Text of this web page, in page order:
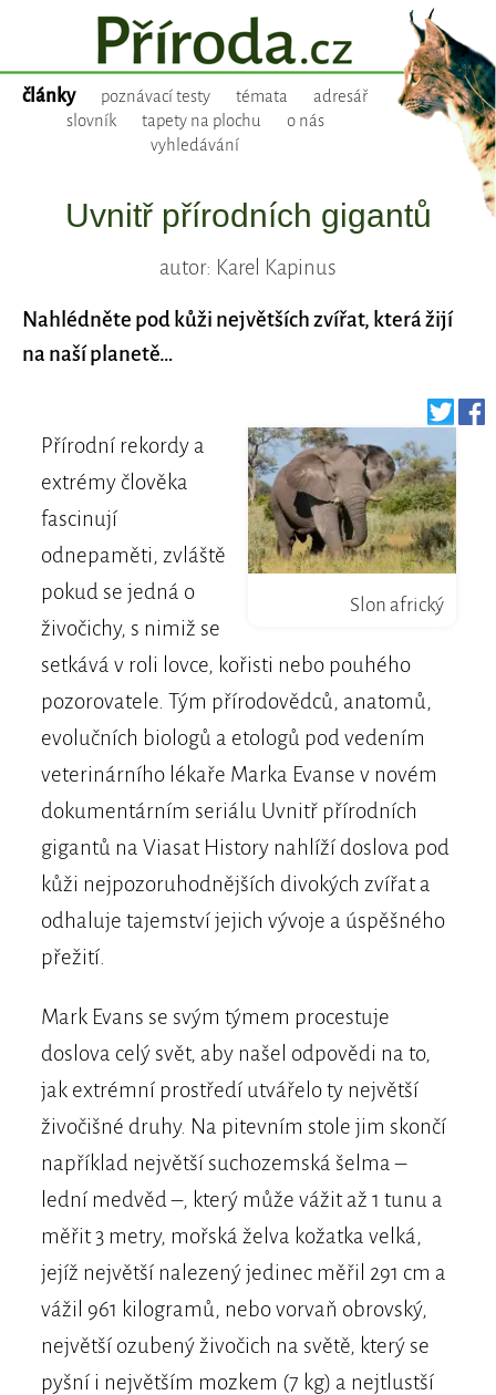
články poznávací testy témata
adresář
slovník
tapety na plochu
o nás
vyhledávání
Uvnitř přírodních gigantů
autor: Karel Kapinus
Nahlédněte pod kůži největších zvířat, která žijí
na naší planetě…
Slon africký
Přírodní rekordy a
extrémy člověka
fascinují
odnepaměti, zvláště
pokud se jedná o
živočichy, s nimiž se
setkává v roli lovce, kořisti nebo pouhého
pozorovatele. Tým přírodovědců, anatomů,
evolučních biologů a etologů pod vedením
veterinárního lékaře Marka Evanse v novém
dokumentárním seriálu Uvnitř přírodních
gigantů na Viasat History nahlíží doslova pod
kůži nejpozoruhodnějších divokých zvířat a
odhaluje tajemství jejich vývoje a úspěšného
přežití.
Mark Evans se svým týmem procestuje
doslova celý svět, aby našel odpovědi na to,
jak extrémní prostředí utvářelo ty největší
živočišné druhy. Na pitevním stole jim skončí
například největší suchozemská šelma –
lední medvěd –, který může vážit až 1 tunu a
měřit 3 metry, mořská želva kožatka velká,
jejíž největší nalezený jedinec měřil 291 cm a
vážil 961 kilogramů, nebo vorvaň obrovský,
největší ozubený živočich na světě, který se
pyšní i největším mozkem (7 kg) a nejtlustší